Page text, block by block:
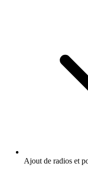
Ajout de radios et